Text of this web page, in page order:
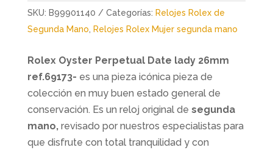
SKU: B99901140 Categorías: Relojes Rolex de
Segunda Mano
Relojes Rolex Mujer segunda mano
Rolex Oyster Perpetual Date lady 26mm
ref.69173- es una pieza icónica pieza de
colección en muy buen estado general de
conservación. Es un reloj original de segunda
mano,revisado por nuestros especialistas para
que disfrute con total tranquilidad y con